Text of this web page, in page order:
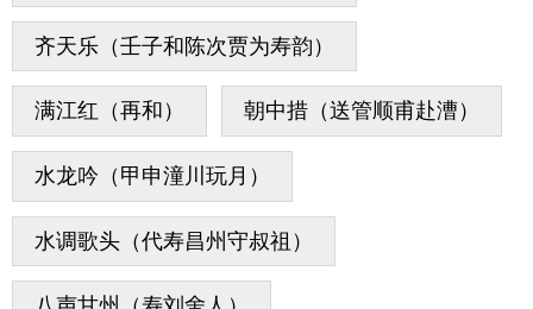
齐天乐（壬子和陈次贾为寿韵）
满江红（再和） 朝中措（送管顺甫赴漕）
水龙吟（甲申潼川玩月）
水调歌头（代寿昌州守叔祖）